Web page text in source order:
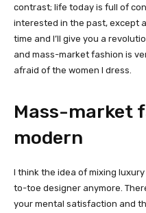
contrast; life today is full of
interested in the past, except
time and I’ll give you a
and mass-market fashion is
afraid of the women I dress.
Mass-market
modern
I think the idea of mixing
to-toe designer anymore.
your mental satisfaction and